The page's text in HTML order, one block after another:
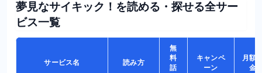
夢見なサイキック！を読める・探せる全サー
ビス一覧
サービス名 読み方
無
料
話
キャンペ
ーン
月額
金